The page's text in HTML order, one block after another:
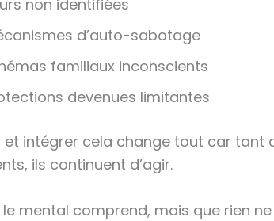
non identifiées
d’auto-sabotage
familiaux inconscients
devenues limitantes
et intégrer cela change tout car tant
ils continuent d’agir.
le mental comprend, mais que rien